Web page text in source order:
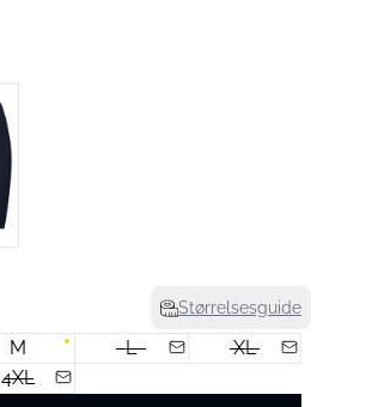
Størrelsesguide
M L
XL
4XL